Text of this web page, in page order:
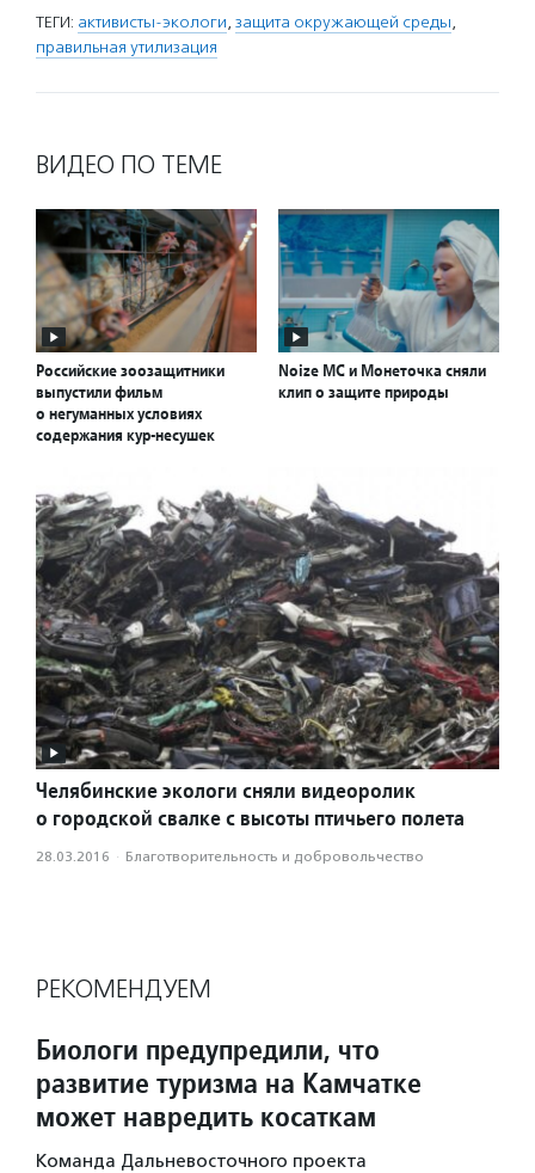
ТЕГИ: активисты-экологи, защита окружающей среды,
правильная утилизация
ВИДЕО ПО ТЕМЕ
Российские зоозащитники
выпустили фильм
о негуманных условиях
содержания кур-несушек
Noize MС и Монеточка cняли
клип о защите природы
Челябинские экологи сняли видеоролик
о городской свалке с высоты птичьего полета
28.03.2016 · Благотвори­тель­ность и доброволь­чест­во
РЕКОМЕНДУЕМ
Биологи предупредили, что
развитие туризма на Камчатке
может навредить косаткам
Команда Дальневосточного проекта